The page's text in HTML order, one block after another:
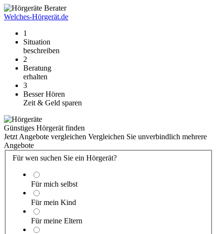
Welches-Hörgerät.de
1
Situation
beschreiben
2
Beratung
erhalten
3
Besser Hören
Zeit & Geld sparen
Günstiges Hörgerät finden
Jetzt Angebote vergleichen Vergleichen Sie unverbindlich mehrere
Angebote
Für wen suchen Sie ein Hörgerät?
Für mich selbst
Für mein Kind
Für meine Eltern